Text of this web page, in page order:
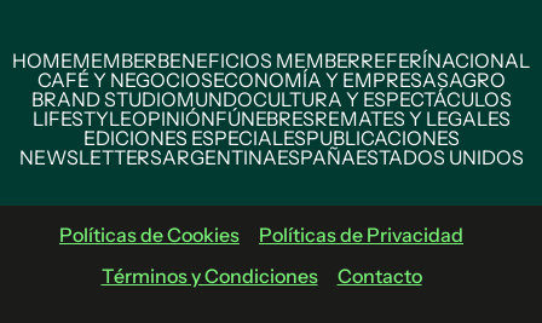
HOMEMEMBERBENEFICIOS MEMBERREFERÍNACIONAL
CAFÉ Y NEGOCIOSECONOMÍA Y EMPRESASAGRO
BRAND STUDIOMUNDOCULTURA Y ESPECTÁCULOS
LIFESTYLEOPINIÓNFÚNEBRESREMATES Y LEGALES
EDICIONES ESPECIALESPUBLICACIONES
NEWSLETTERSARGENTINAESPAÑAESTADOS UNIDOS
Políticas de Cookies
Políticas de Privacidad
Términos y Condiciones
Contacto